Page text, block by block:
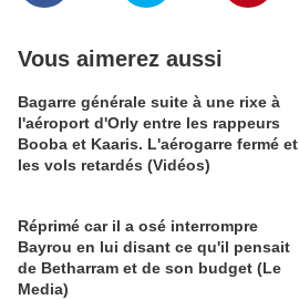
Vous aimerez aussi
Bagarre générale suite à une rixe à
l'aéroport d'Orly entre les rappeurs
Booba et Kaaris. L'aérogarre fermé et
les vols retardés (Vidéos)
Réprimé car il a osé interrompre
Bayrou en lui disant ce qu'il pensait
de Betharram et de son budget (Le
Media)